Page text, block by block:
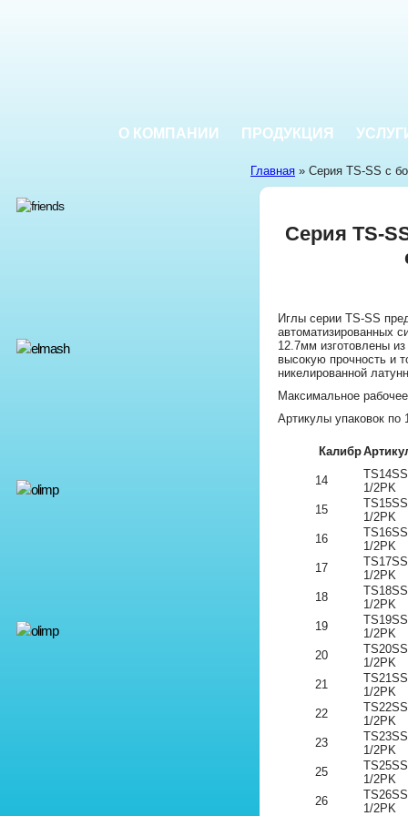
О КОМПАНИИ ПРОДУКЦИЯ
Главная » Серия TS-SS с
Серия TS-
Иглы серии TS-SS
автоматизированных
12.7мм изготовлены
высокую прочность и
никелированной
Максимальное
Артикулы упаковок по
Калибр
14
1/2PK
15
1/2PK
16
1/2PK
17
1/2PK
18
1/2PK
19
1/2PK
20
1/2PK
21
1/2PK
22
1/2PK
23
1/2PK
25
1/2PK
26
1/2PK